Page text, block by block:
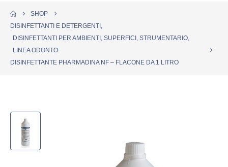
SHOP
DISINFETTANTI E DETERGENTI ,
DISINFETTANTI PER AMBIENTI, SUPERFICI, STRUMENTARIO,
LINEA ODONTO
DISINFETTANTE PHARMADINA NF – FLACONE DA 1 LITRO